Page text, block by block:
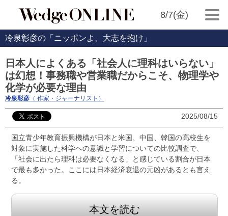
8/7(金)
冷泉彰彦の「ニッポンよ、大志を抱け」
日本人によくある「社会人に理科はいらない」
は幻想！事務職や営業職だからこそ、物理学や
化学が必要な理由
冷泉彰彦 （ 作家・ジャーナリスト）
2025/08/15
国立青少年教育振興機構が日本と米国、中国、韓国の高校生を
対象に実施した科学への意識と学習についての比較調査で、
「社会に出たら理科は必要なくなる」と感じている割合が日本
で最も多かった。ここには日本経済衰退の元凶があるとも言え
る。
本文を読む